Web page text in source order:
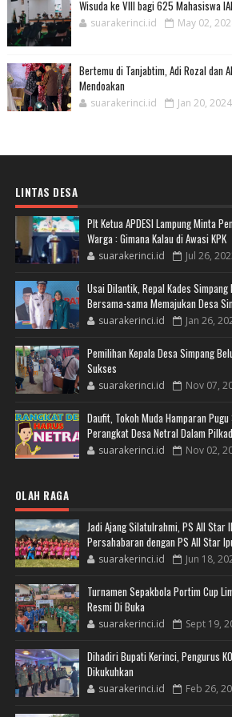
Wisuda ke VIII bagi 625 Mahasiswa
suarakerinci.id May 02,
Bertemu di Tanjabtim, Adi Rozal dan
Mendoakan
suarakerinci.id Jan 20, 2024
LINTAS DESA
Plt Ketua APDESI Lampung Minta
Warga : Gimana Kalau di Awasi KPK
suarakerinci.id Jul 26,
Usai Dilantik, Repal Kades
Bersama-sama Memajukan Desa
suarakerinci.id Jan 26,
Pemilihan Kepala Desa Simpang
Sukses
suarakerinci.id Nov 07,
Daufit, Tokoh Muda Hamparan
Perangkat Desa Netral Dalam
suarakerinci.id Nov 02,
OLAH RAGA
Jadi Ajang Silatulrahmi, PS All Star
Persahabaran dengan PS All Star
suarakerinci.id Jun 18,
Turnamen Sepakbola Portim Cup
Resmi Di Buka
suarakerinci.id Sept 19,
Dihadiri Bupati Kerinci, Pengurus
Dikukuhkan
suarakerinci.id Feb 26,